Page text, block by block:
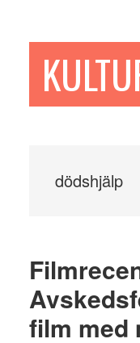
sidofältet
dödshjälp
film med